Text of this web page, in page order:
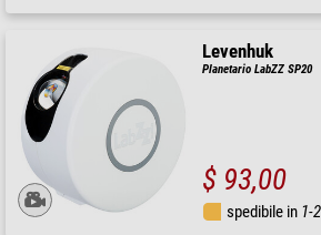
Levenhuk
Planetario LabZZ SP20
$ 93,00
spedibile in 1-